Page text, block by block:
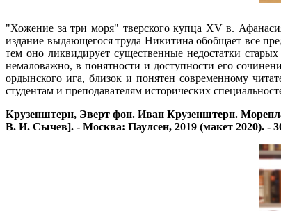
"Хожение за три моря" тверского купца XV в.
издание выдающегося труда Никитина обобщает все
тем оно ликвидирует существенные недостатки
немаловажно, в понятности и доступности его
ордынского ига, близок и понятен современному
студентам и преподавателям исторических
Крузенштерн, Эверт фон. Иван Крузенштерн.
В. И. Сычев]. - Москва: Паулсен, 2019 (макет 2020). -